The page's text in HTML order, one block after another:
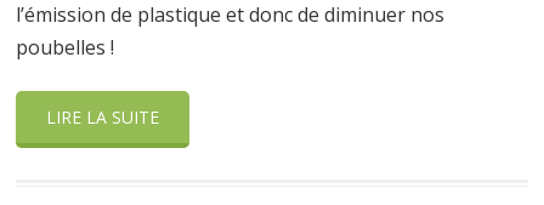
l’émission de plastique et donc de diminuer nos
poubelles !
LIRE LA SUITE